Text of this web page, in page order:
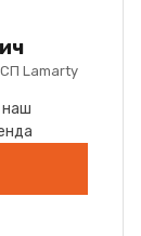
Lamarty
наш